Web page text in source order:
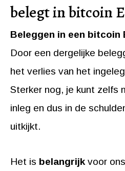
belegt in bitcoin
Beleggen in een bitcoin
Door een dergelijke
het verlies van het
Sterker nog, je kunt zelfs
inleg en dus in de
uitkijkt.
Het is belangrijkvoor